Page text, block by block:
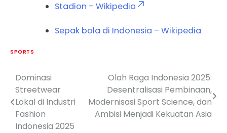
Stadion – Wikipedia
Sepak bola di Indonesia – Wikipedia
SPORTS
Post
navigation
Dominasi
Streetwear
Lokal di Industri
Fashion
Indonesia 2025
Olah Raga Indonesia 2025:
Desentralisasi Pembinaan,
Modernisasi Sport Science, dan
Ambisi Menjadi Kekuatan Asia